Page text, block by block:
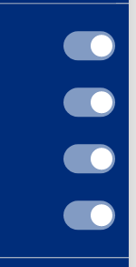
all trainings